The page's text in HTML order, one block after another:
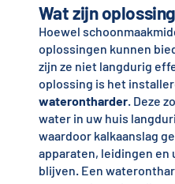
Wat zijn
Hoewel
oplossingen kunnen
zijn ze niet langdurig
oplossing is het
waterontharder. Deze
water in uw huis
waardoor kalkaanslag
apparaten, leidingen en
blijven. Een